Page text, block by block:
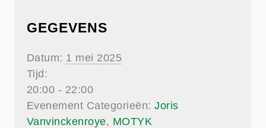
GEGEVENS
Datum: 1 mei 2025
Tijd:
20:00 - 22:00
Evenement Categorieën: Joris
Vanvinckenroye, MOTYK